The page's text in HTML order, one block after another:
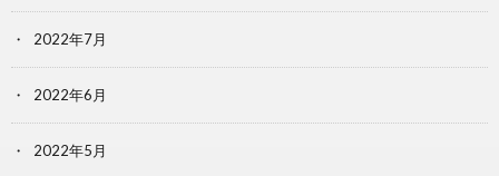
2022年7月
2022年6月
2022年5月